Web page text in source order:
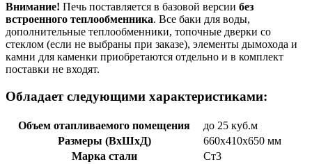
Внимание! Печь поставляется в базовой версии без
встроенного теплообменника. Все баки для воды,
дополнительные теплообменники, топочные дверки со
стеклом (если не выбраны при заказе), элементы дымохода и
камни для каменки приобретаются отдельно и в комплект
поставки не входят.
Обладает следующими характеристиками:
Объем отапливаемого помещения
до 25 куб.м
Размеры (ВхШхД)
660х410х650 мм
Марка стали
Ст3